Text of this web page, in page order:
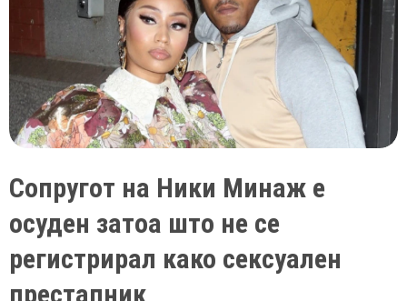
Сопругот на Ники Минаж е
осуден затоа што не се
регистрирал како сексуален
престапник